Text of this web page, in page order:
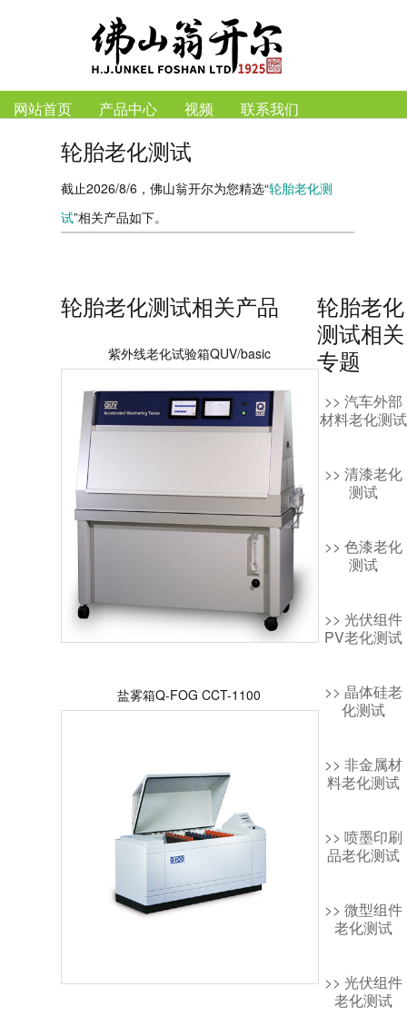
网站首页 产品中心 视频 联系我们
轮胎老化测试
截止2026/8/6，佛山翁开尔为您精选“轮胎老化测
试”相关产品如下。
轮胎老化测试相关产品
紫外线老化试验箱QUV/basic
盐雾箱Q-FOG CCT-1100
轮胎老化
测试相关
专题
>> 汽车外部
材料老化测试
>> 清漆老化
测试
>> 色漆老化
测试
>> 光伏组件
PV老化测试
>> 晶体硅老
化测试
>> 非金属材
料老化测试
>> 喷墨印刷
品老化测试
>> 微型组件
老化测试
>> 光伏组件
老化测试